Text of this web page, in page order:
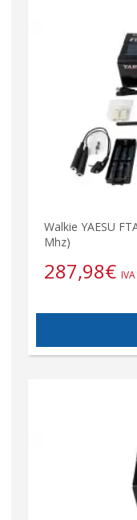
Walkie YAESU
Mhz)
287,98€